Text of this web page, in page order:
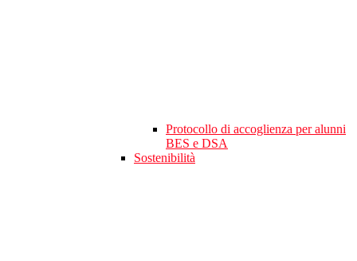
Protocollo di accoglienza per alunni
BES e DSA
Sostenibilità